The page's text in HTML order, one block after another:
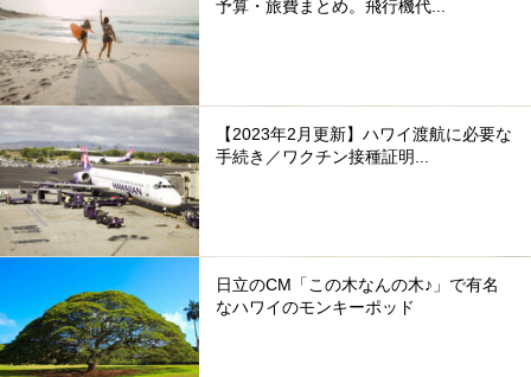
予算・旅費まとめ。飛行機代...
【2023年2月更新】ハワイ渡航に必要な
手続き／ワクチン接種証明...
日立のCM「この木なんの木♪」で有名
なハワイのモンキーポッド